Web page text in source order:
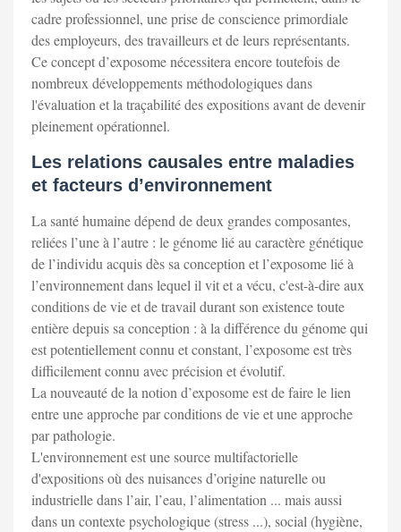
cadre professionnel, une prise de conscience primordiale
des employeurs, des travailleurs et de leurs représentants.
Ce concept d’exposome nécessitera encore toutefois de
nombreux développements méthodologiques dans
l'évaluation et la traçabilité des expositions avant de devenir
pleinement opérationnel.
Les relations causales entre maladies
et facteurs d’environnement
La santé humaine dépend de deux grandes composantes,
reliées l’une à l’autre : le génome lié au caractère génétique
de l’individu acquis dès sa conception et l’exposome lié à
l’environnement dans lequel il vit et a vécu, c'est-à-dire aux
conditions de vie et de travail durant son existence toute
entière depuis sa conception : à la différence du génome qui
est potentiellement connu et constant, l’exposome est très
difficilement connu avec précision et évolutif.
La nouveauté de la notion d’exposome est de faire le lien
entre une approche par conditions de vie et une approche
par pathologie.
L'environnement est une source multifactorielle
d'expositions où des nuisances d’origine naturelle ou
industrielle dans l’air, l’eau, l’alimentation ... mais aussi
dans un contexte psychologique (stress ...), social (hygiène,